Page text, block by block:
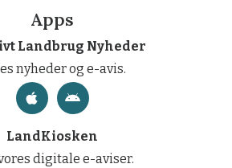
Apps
Landbrug Nyheder
nyheder og e-avis.
LandKiosken
digitale e-aviser.